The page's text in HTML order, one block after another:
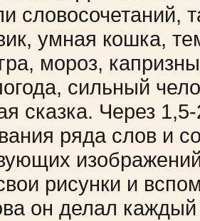
словосочетаний,
умная кошка,
мороз,
сильный
сказка. Через
ряда слов и
рисунки и
он делал